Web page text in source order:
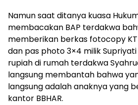
Namun saat ditanya kuasa
membacakan BAP terdakwa
memberikan berkas fotocopy
dan pas photo 3×4 milik Supriyati
rupiah di rumah terdakwa
langsung membantah bahwa
langsung adalah anaknya yang
kantor BBHAR.